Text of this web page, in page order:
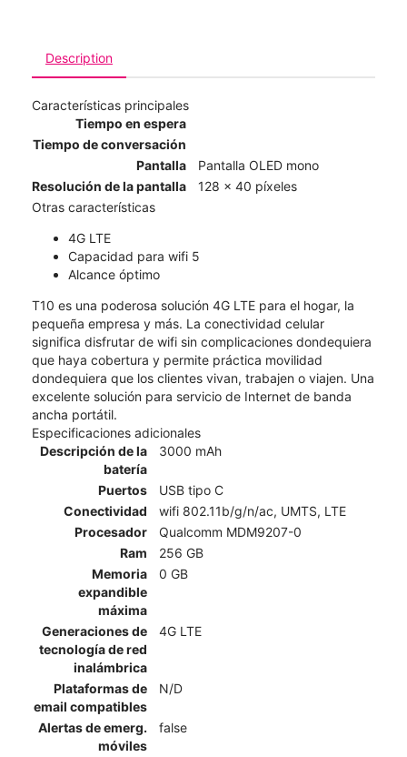
Description
Características principales
Tiempo en espera
Tiempo de conversación
Pantalla
Pantalla OLED mono
Resolución de la pantalla
128 x 40 píxeles
Otras características
4G LTE
Capacidad para wifi 5
Alcance óptimo
T10 es una poderosa solución 4G LTE para el hogar, la
pequeña empresa y más. La conectividad celular
significa disfrutar de wifi sin complicaciones dondequiera
que haya cobertura y permite práctica movilidad
dondequiera que los clientes vivan, trabajen o viajen. Una
excelente solución para servicio de Internet de banda
ancha portátil.
Especificaciones adicionales
Descripción de la
batería
3000 mAh
Puertos
USB tipo C
Conectividad
wifi 802.11b/g/n/ac, UMTS, LTE
Procesador
Qualcomm MDM9207-0
Ram
256 GB
Memoria
expandible
máxima
0 GB
Generaciones de
tecnología de red
inalámbrica
4G LTE
Plataformas de
email compatibles
N/D
Alertas de emerg.
móviles
false